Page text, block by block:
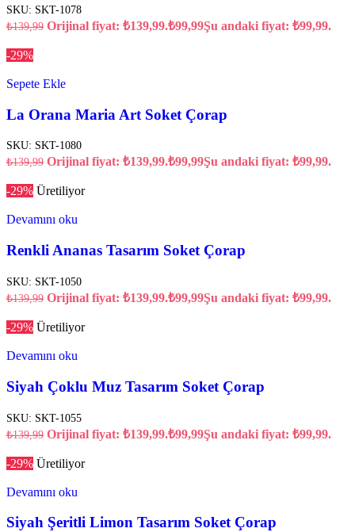
SKU: SKT-1078
₺139,99 Orijinal fiyat: ₺139,99.₺99,99Şu andaki fiyat: ₺99,99.
-29%
Sepete Ekle
La Orana Maria Art Soket Çorap
SKU: SKT-1080
₺139,99 Orijinal fiyat: ₺139,99.₺99,99Şu andaki fiyat: ₺99,99.
-29% Üretiliyor
Devamını oku
Renkli Ananas Tasarım Soket Çorap
SKU: SKT-1050
₺139,99 Orijinal fiyat: ₺139,99.₺99,99Şu andaki fiyat: ₺99,99.
-29% Üretiliyor
Devamını oku
Siyah Çoklu Muz Tasarım Soket Çorap
SKU: SKT-1055
₺139,99 Orijinal fiyat: ₺139,99.₺99,99Şu andaki fiyat: ₺99,99.
-29% Üretiliyor
Devamını oku
Siyah Şeritli Limon Tasarım Soket Çorap